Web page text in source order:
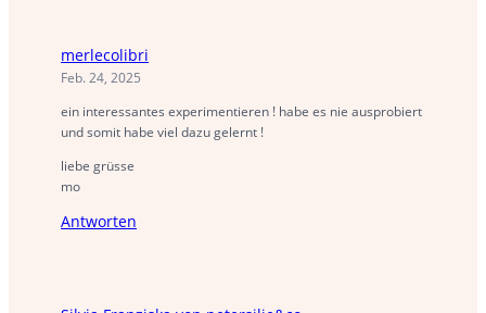
merlecolibri
Feb. 24, 2025
ein interessantes experimentieren ! habe es nie ausprobiert
und somit habe viel dazu gelernt !
liebe grüsse
mo
Antworten